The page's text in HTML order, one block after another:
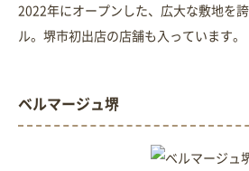
2022年にオープンした、広大な敷地を
ル。堺市初出店の店舗も入っています。
ベルマージュ堺